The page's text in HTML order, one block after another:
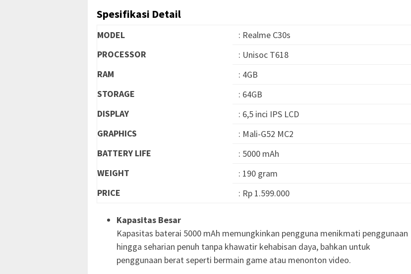
Spesifikasi Detail
MODEL
: Realme C30s
PROCESSOR
: Unisoc T618
RAM
: 4GB
STORAGE
: 64GB
DISPLAY
: 6,5 inci IPS LCD
GRAPHICS
: Mali-G52 MC2
BATTERY LIFE
: 5000 mAh
WEIGHT
: 190 gram
PRICE
: Rp 1.599.000
Kapasitas Besar
Kapasitas baterai 5000 mAh memungkinkan pengguna menikmati penggunaan
hingga seharian penuh tanpa khawatir kehabisan daya, bahkan untuk
penggunaan berat seperti bermain game atau menonton video.